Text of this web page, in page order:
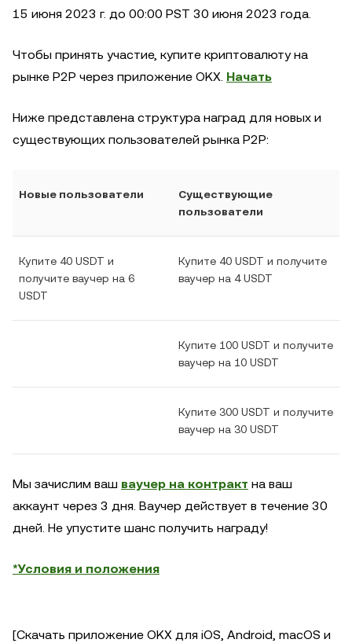
15 июня 2023 г. до 00:00 PST 30 июня 2023 года.
Чтобы принять участие, купите криптовалюту на
рынке P2P через приложение OKX. Начать
Ниже представлена структура наград для новых и
существующих пользователей рынка P2P:
Новые пользователи
Существующие
пользователи
Купите 40 USDT и
получите ваучер на 6
USDT
Купите 40 USDT и получите
ваучер на 4 USDT
Купите 100 USDT и получите
ваучер на 10 USDT
Купите 300 USDT и получите
ваучер на 30 USDT
Мы зачислим ваш ваучер на контракт на ваш
аккаунт через 3 дня. Ваучер действует в течение 30
дней. Не упустите шанс получить награду!
*Условия и положения
[Скачать приложение OKX для iOS, Android, macOS и